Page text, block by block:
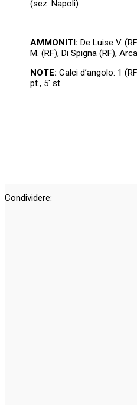
(sez. Napoli)
AMMONITI: De Luise V.
M. (RF), Di Spigna (RF),
NOTE: Calci d’angolo: 1
pt., 5′ st.
Condividere: